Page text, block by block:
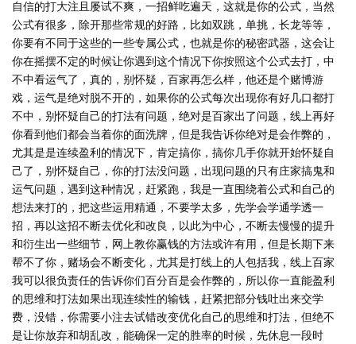
自信的打大注且屡试不爽，一招鲜吃遍天，这就是你的公式，当然
公式有很多，除开那些常规的好路，比如双跳，单挑，长龙等等，
你要有不同于这些的一些专属公式，也就是你的秘密武器，这会让
你在摇摆不定的时候让你遇到这个情况下你按照这个公式去打，中
不中看运气了，真的，别怀疑，百家再怎么样，他还是个赌博游
戏，运气是绝对脱不开的，如果你的公式每次出现你有好几口都打
不中，别怀疑自己的打法有问题，绝对是百家出了问题，线上再好
你看到他们都会当着你的面洗牌，但是我告诉你绝对是会作弊的，
尤其是是连续盈利的情况下，肯定搞你，搞你几手你就开始怀疑自
己了，别怀疑自己，你的打法没问题，出现问题的只有庄家搞鬼和
运气问题，遇到这种情况，赶紧跑，我是一直围绕着公式和自己的
想法来打的，把这些运用精通，不要学太多，先学会学通学透一
招，再以这招不断去优化和改良，以此为中心，不断去慢慢的提升
和衍生出一些细节，网上教你赢钱的方法或许有用，但是长期下来
帮不了你，赌场会不断变化，尤其是打线上的人包括我，线上百家
我可以很负责任的告诉你们百分百是会作弊的，所以你一直能盈利
的思维和打法如果出现连续性的输钱，赶紧把部分钱吐出来交学
费，没错，你需要小注去试错改变优化自己的思维和打法，但绝不
是让你放弃和胡乱改，能确保一定的胜率的时候，先休息一段时